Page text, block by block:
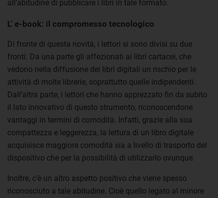
all’abitudine di pubblicare i libri in tale formato.
L’ e-book: il compromesso tecnologico
Di fronte di questa novità, i lettori si sono divisi su due
fronti. Da una parte gli affezionati ai libri cartacei, che
vedono nella diffusione dei libri digitali un rischio per le
attività di molte librerie, soprattutto quelle indipendenti.
Dall’altra parte, i lettori che hanno apprezzato fin da subito
il lato innovativo di questo strumento, riconoscendone
vantaggi in termini di comodità. Infatti, grazie alla sua
compattezza e leggerezza, la lettura di un libro digitale
acquisisce maggiore comodità sia a livello di trasporto del
dispositivo che per la possibilità di utilizzarlo ovunque.
Inoltre, c’è un altro aspetto positivo che viene spesso
riconosciuto a tale abitudine. Cioè quello legato al minore